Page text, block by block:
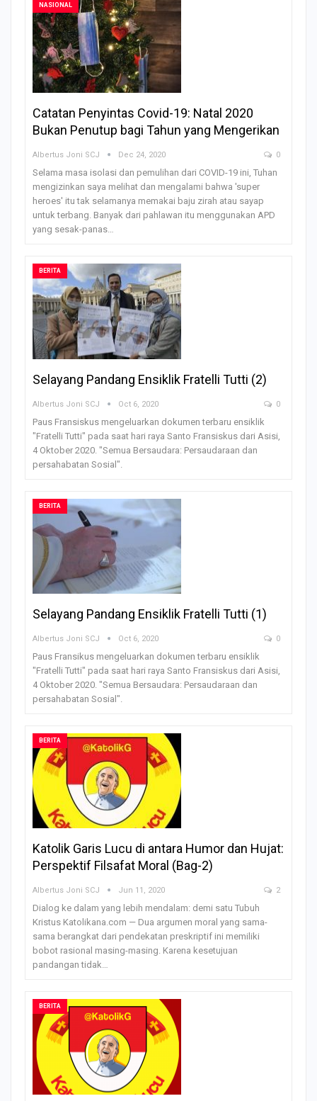
NASIONAL
Catatan Penyintas Covid-19: Natal 2020
Bukan Penutup bagi Tahun yang Mengerikan
Albertus Joni SCJ Dec 24, 2020 0
Selama masa isolasi dan pemulihan dari COVID-19 ini, Tuhan
mengizinkan saya melihat dan mengalami bahwa 'super
heroes' itu tak selamanya memakai baju zirah atau sayap
untuk terbang. Banyak dari pahlawan itu menggunakan APD
yang sesak-panas…
BERITA
Selayang Pandang Ensiklik Fratelli Tutti (2)
Albertus Joni SCJ Oct 6, 2020 0
Paus Fransiskus mengeluarkan dokumen terbaru ensiklik
"Fratelli Tutti" pada saat hari raya Santo Fransiskus dari Asisi,
4 Oktober 2020. "Semua Bersaudara: Persaudaraan dan
persahabatan Sosial".
BERITA
Selayang Pandang Ensiklik Fratelli Tutti (1)
Albertus Joni SCJ Oct 6, 2020 0
Paus Fransikus mengeluarkan dokumen terbaru ensiklik
"Fratelli Tutti" pada saat hari raya Santo Fransiskus dari Asisi,
4 Oktober 2020. "Semua Bersaudara: Persaudaraan dan
persahabatan Sosial".
BERITA
Katolik Garis Lucu di antara Humor dan Hujat:
Perspektif Filsafat Moral (Bag-2)
Albertus Joni SCJ Jun 11, 2020 2
Dialog ke dalam yang lebih mendalam: demi satu Tubuh
Kristus Katolikana.com — Dua argumen moral yang sama-
sama berangkat dari pendekatan preskriptif ini memiliki
bobot rasional masing-masing. Karena kesetujuan
pandangan tidak…
BERITA